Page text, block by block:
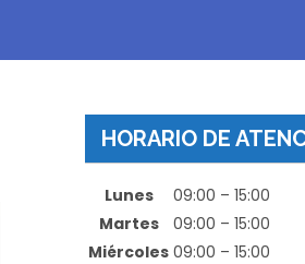
HORARIO DE
Lunes
09:00 – 15:00
Martes
09:00 – 15:00
Miércoles 09:00 – 15:00